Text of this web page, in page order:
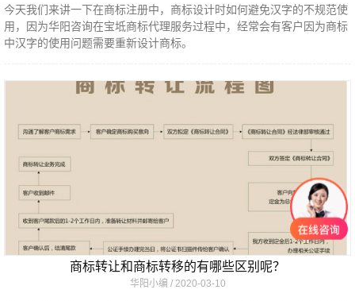
今天我们来讲一下在商标注册中，商标设计时如何避免汉字的不规范使
用，因为华阳咨询在宝坻商标代理服务过程中，经常会有客户因为商标
中汉字的使用问题需要重新设计商标。
商标转让和商标转移的有哪些区别呢？
华阳小编 2020-03-10